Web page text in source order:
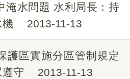
淹水問題 水利局長：持
機
2013-11-13
護區實施分區管制規定
遵守
2013-11-13